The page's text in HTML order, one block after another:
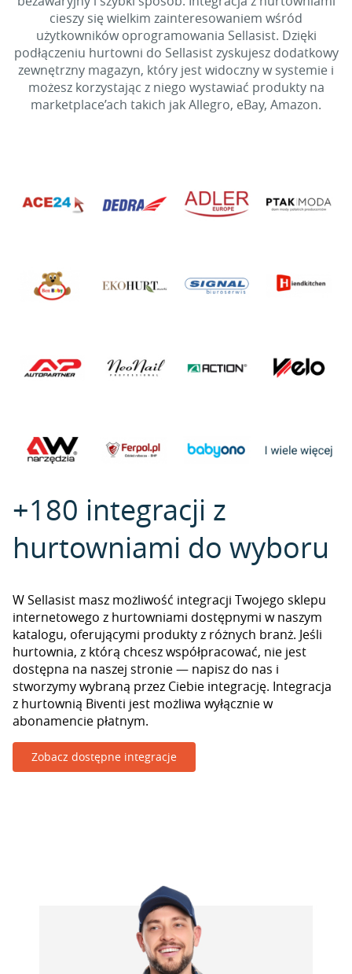
cieszy się wielkim zainteresowaniem wśród
użytkowników oprogramowania Sellasist. Dzięki
podłączeniu hurtowni do Sellasist zyskujesz dodatkowy
zewnętrzny magazyn, który jest widoczny w systemie i
możesz korzystając z niego wystawiać produkty na
marketplace’ach takich jak Allegro, eBay, Amazon.
+180 integracji z
hurtowniami do wyboru
W Sellasist masz możliwość integracji Twojego sklepu
internetowego z hurtowniami dostępnymi w naszym
katalogu, oferującymi produkty z różnych branż. Jeśli
hurtownia, z którą chcesz współpracować, nie jest
dostępna na naszej stronie — napisz do nas i
stworzymy wybraną przez Ciebie integrację. Integracja
z hurtownią Biventi jest możliwa wyłącznie w
abonamencie płatnym.
Zobacz dostępne integracje